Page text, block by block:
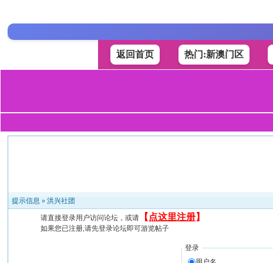
返回首页 热门:新澳门区
提示信息 »洪兴社团
请直接登录用户访问论坛，或请 【 点这里注册】
如果您已注册,请先登录论坛即可游览帖子
登录